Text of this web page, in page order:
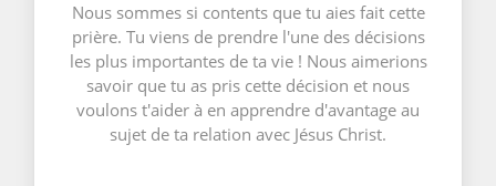
Nous sommes si contents que tu aies fait cette
prière. Tu viens de prendre l'une des décisions
les plus importantes de ta vie ! Nous aimerions
savoir que tu as pris cette décision et nous
voulons t'aider à en apprendre d'avantage au
sujet de ta relation avec Jésus Christ.